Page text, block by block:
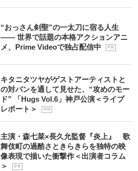
“おっさん剣聖”の一太刀に宿る人生
―― 世界で話題の本格アクションアニ
メ、Prime Videoで独占配信中
P R
キタニタツヤがゲストアーティストと
の対バンを通して見せた、“攻めのモー
ド” 「Hugs Vol.6」神戸公演＜ライブ
レポート＞
P R
主演・森七菜×長久允監督『炎上』 歌
舞伎町の過酷さときらきらを独特の映
像表現で描いた衝撃作＜出演者コラム
＞
P R